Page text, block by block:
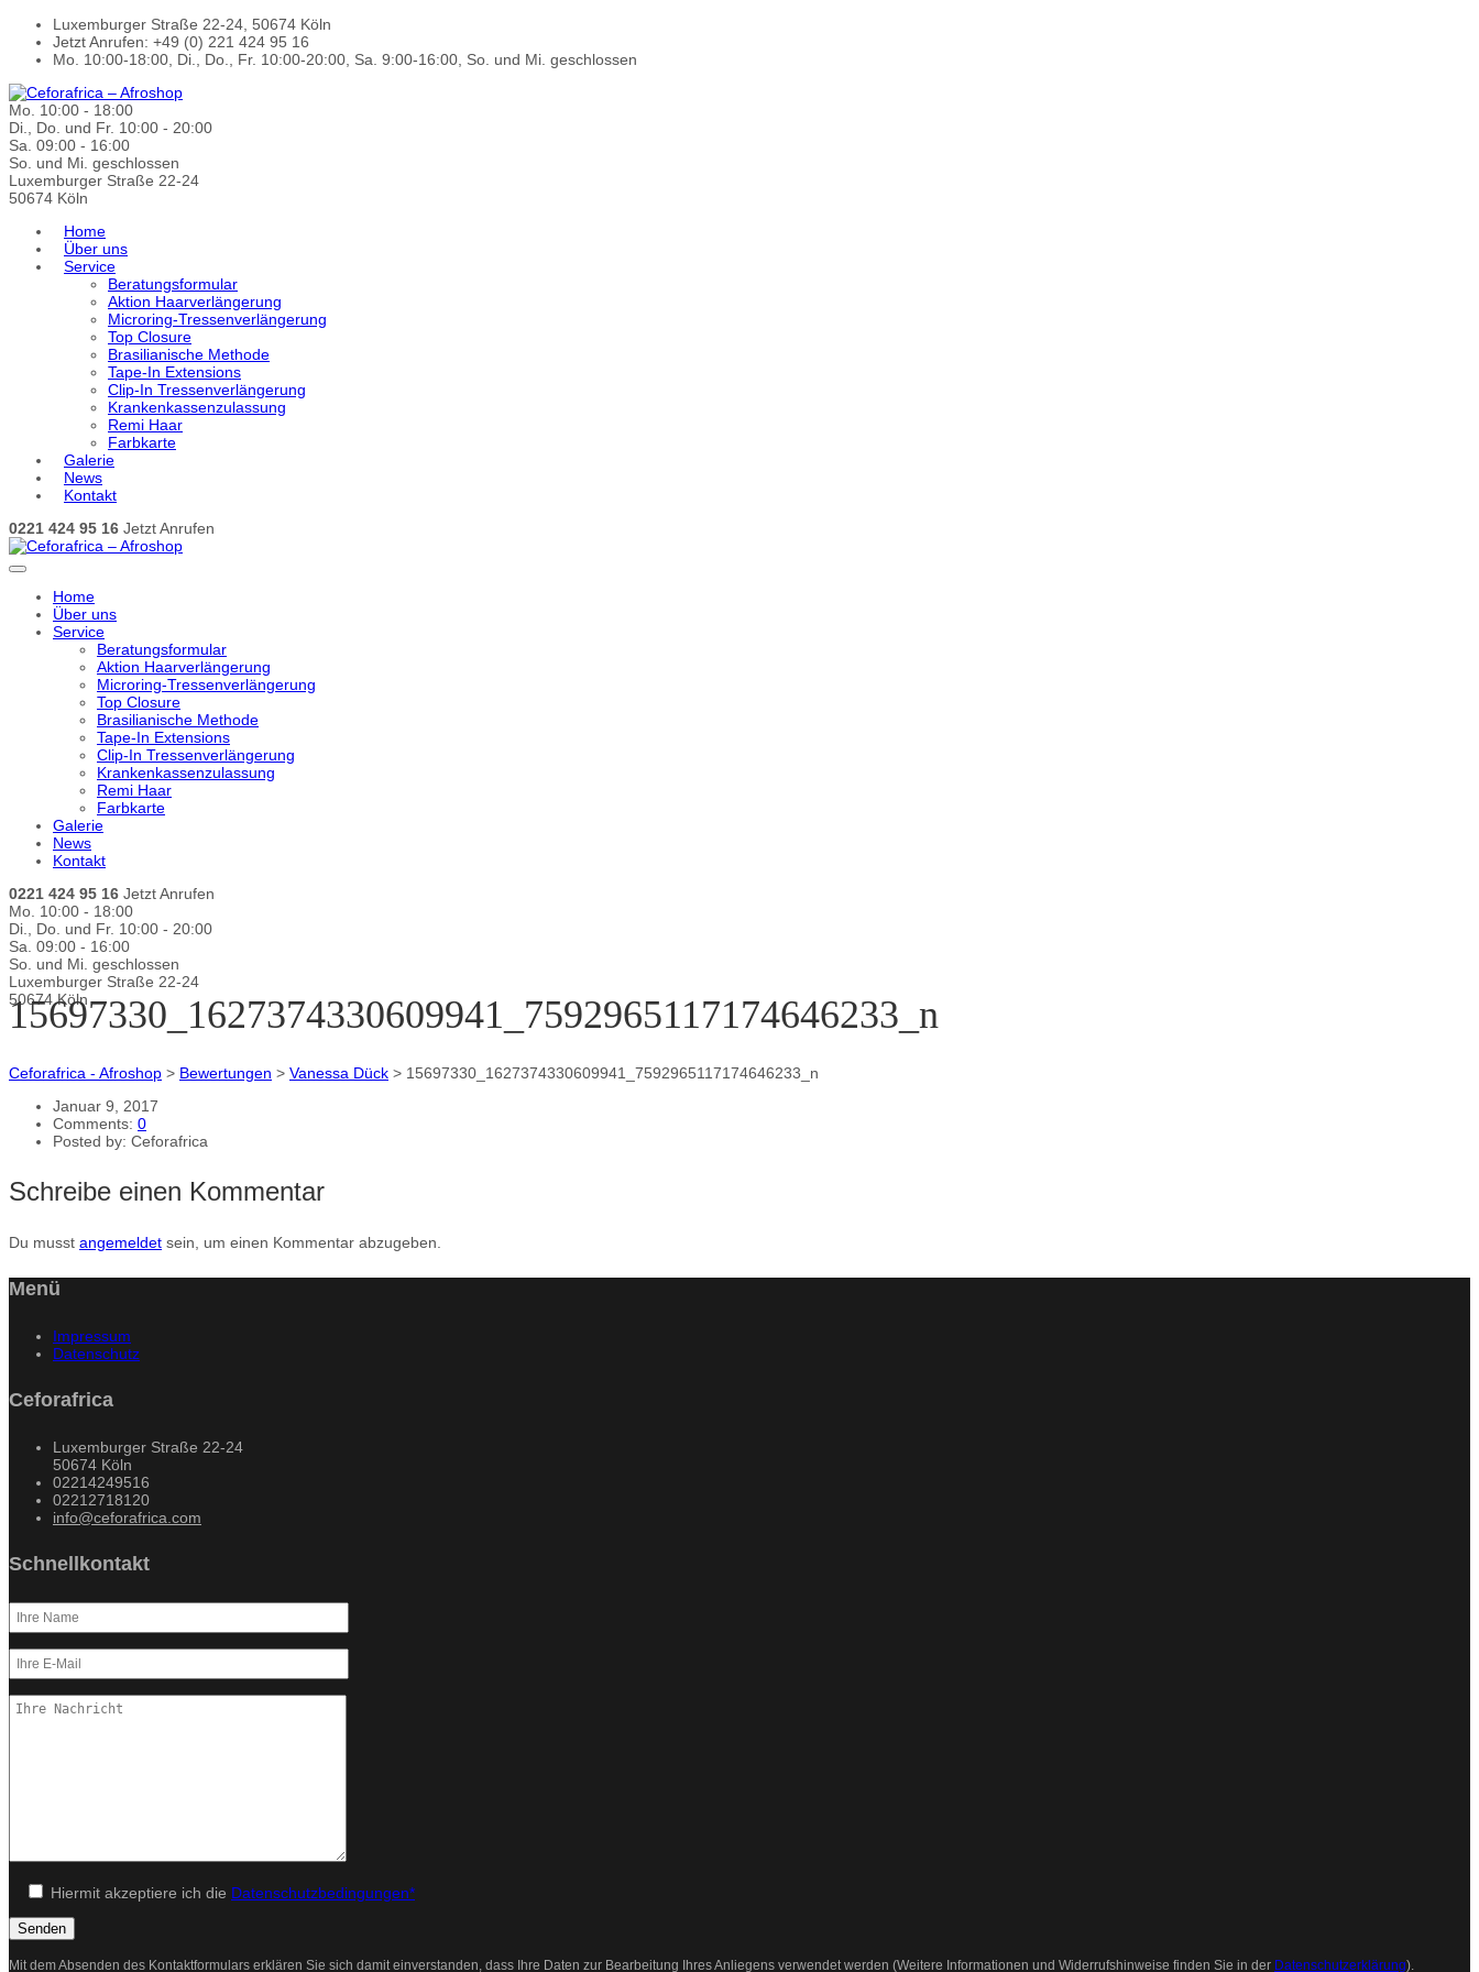
Luxemburger Straße 22-24, 50674 Köln
Jetzt Anrufen: +49 (0) 221 424 95 16
Mo. 10:00-18:00, Di., Do., Fr. 10:00-20:00, Sa. 9:00-16:00, So. und Mi. geschlossen
Mo. 10:00 - 18:00
Di., Do. und Fr. 10:00 - 20:00
Sa. 09:00 - 16:00
So. und Mi. geschlossen
Luxemburger Straße 22-24
50674 Köln
Home
Über uns
Service
Beratungsformular
Aktion Haarverlängerung
Microring-Tressenverlängerung
Top Closure
Brasilianische Methode
Tape-In Extensions
Clip-In Tressenverlängerung
Krankenkassenzulassung
Remi Haar
Farbkarte
Galerie
News
Kontakt
0221 424 95 16 Jetzt Anrufen
Home
Über uns
Service
Beratungsformular
Aktion Haarverlängerung
Microring-Tressenverlängerung
Top Closure
Brasilianische Methode
Tape-In Extensions
Clip-In Tressenverlängerung
Krankenkassenzulassung
Remi Haar
Farbkarte
Galerie
News
Kontakt
0221 424 95 16 Jetzt Anrufen
Mo. 10:00 - 18:00
Di., Do. und Fr. 10:00 - 20:00
Sa. 09:00 - 16:00
So. und Mi. geschlossen
Luxemburger Straße 22-24
50674 Köln
15697330_1627374330609941_7592965117174646233_n
Ceforafrica - Afroshop > Bewertungen > Vanessa Dück > 15697330_1627374330609941_7592965117174646233_n
Januar 9, 2017
Comments: 0
Posted by: Ceforafrica
Schreibe einen Kommentar
Du musst angemeldet sein, um einen Kommentar abzugeben.
Menü
Impressum
Datenschutz
Ceforafrica
Luxemburger Straße 22-24
50674 Köln
02214249516
02212718120
info@ceforafrica.com
Schnellkontakt
Hiermit akzeptiere ich die Datenschutzbedingungen*
Mit dem Absenden des Kontaktformulars erklären Sie sich damit einverstanden, dass Ihre Daten zur Bearbeitung Ihres Anliegens verwendet werden (Weitere Informationen und Widerrufshinweise finden Sie in der Datenschutzerklärung).